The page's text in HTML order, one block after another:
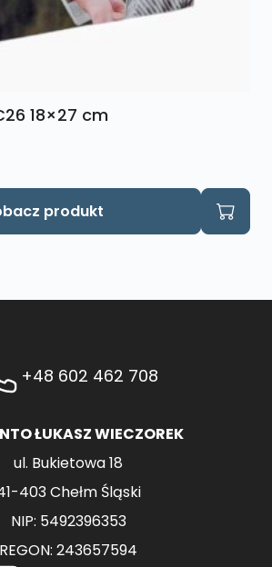
18×27 cm
produkt
+48 602 462 708
ŁUKASZ WIECZOREK
ul. Bukietowa 18
403 Chełm Śląski
NIP: 5492396353
REGON: 243657594